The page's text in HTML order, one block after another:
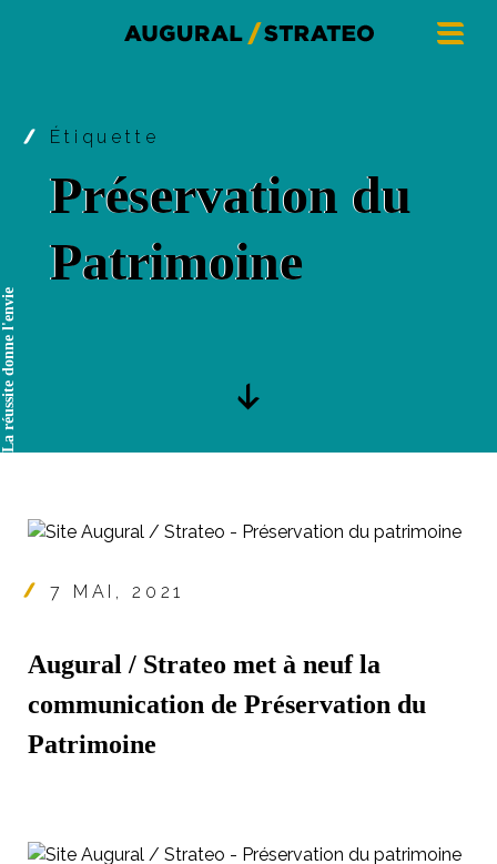
La réussite donne l'envie
Étiquette
Préservation du
Patrimoine
7 MAI, 2021
Augural / Strateo met à neuf la
communication de Préservation du
Patrimoine